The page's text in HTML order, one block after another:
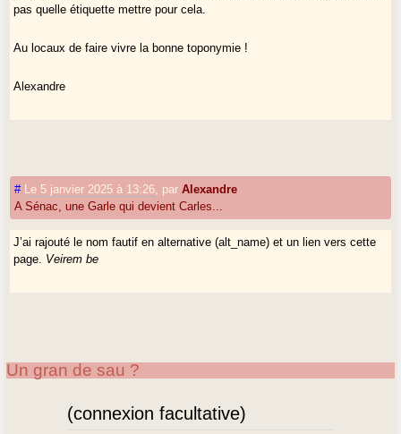
pas quelle étiquette mettre pour cela.
Au locaux de faire vivre la bonne toponymie !
Alexandre
# Le 5 janvier 2025 à 13:26 parAlexandre
A Sénac, une Garle qui devient Carles...
J’ai rajouté le nom fautif en alternative (alt_name) et un lien vers cette
page. Veirem be
Un gran de sau ?
(connexion facultative)